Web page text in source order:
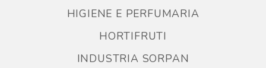
HIGIENE E PERFUMARIA
HORTIFRUTI
INDUSTRIA SORPAN